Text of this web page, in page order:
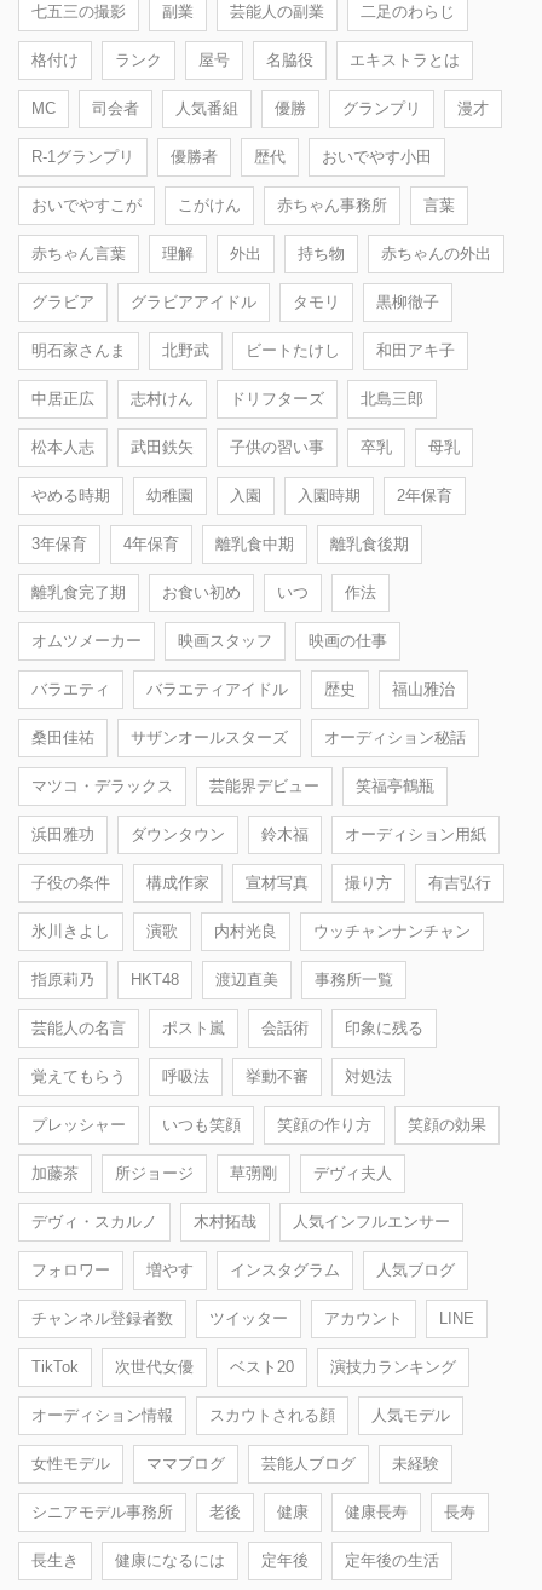
七五三の撮影 副業 芸能人の副業 二足のわらじ
格付け ランク 屋号 名脇役 エキストラとは
MC 司会者 人気番組 優勝 グランプリ 漫才
R-1グランプリ 優勝者 歴代 おいでやす小田
おいでやすこが こがけん 赤ちゃん事務所 言葉
赤ちゃん言葉 理解 外出 持ち物 赤ちゃんの外出
グラビア グラビアアイドル タモリ 黒柳徹子
明石家さんま 北野武 ビートたけし 和田アキ子
中居正広 志村けん ドリフターズ 北島三郎
松本人志 武田鉄矢 子供の習い事 卒乳 母乳
やめる時期 幼稚園 入園 入園時期 2年保育
3年保育 4年保育 離乳食中期 離乳食後期
離乳食完了期 お食い初め いつ 作法
オムツメーカー 映画スタッフ 映画の仕事
バラエティ バラエティアイドル 歴史 福山雅治
桑田佳祐 サザンオールスターズ オーディション秘話
マツコ・デラックス 芸能界デビュー 笑福亭鶴瓶
浜田雅功 ダウンタウン 鈴木福 オーディション用紙
子役の条件 構成作家 宣材写真 撮り方 有吉弘行
氷川きよし 演歌 内村光良 ウッチャンナンチャン
指原莉乃 HKT48 渡辺直美 事務所一覧
芸能人の名言 ポスト嵐 会話術 印象に残る
覚えてもらう 呼吸法 挙動不審 対処法
プレッシャー いつも笑顔 笑顔の作り方 笑顔の効果
加藤茶 所ジョージ 草彅剛 デヴィ夫人
デヴィ・スカルノ 木村拓哉 人気インフルエンサー
フォロワー 増やす インスタグラム 人気ブログ
チャンネル登録者数 ツイッター アカウント LINE
TikTok 次世代女優 ベスト20 演技力ランキング
オーディション情報 スカウトされる顔 人気モデル
女性モデル ママブログ 芸能人ブログ 未経験
シニアモデル事務所 老後 健康 健康長寿 長寿
長生き 健康になるには 定年後 定年後の生活